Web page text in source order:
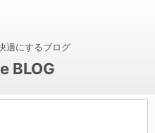
適にするブログ
BLOG